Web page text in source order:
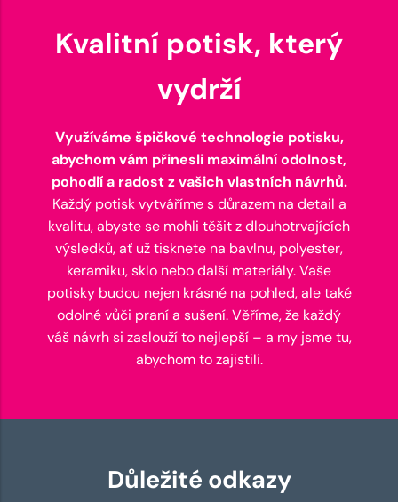
Kvalitní potisk, který
vydrží
Využíváme špičkové technologie potisku,
abychom vám přinesli maximální odolnost,
pohodlí a radost z vašich vlastních návrhů.
Každý potisk vytváříme s důrazem na detail a
kvalitu, abyste se mohli těšit z dlouhotrvajících
výsledků, ať už tisknete na bavlnu, polyester,
keramiku, sklo nebo další materiály. Vaše
potisky budou nejen krásné na pohled, ale také
odolné vůči praní a sušení. Věříme, že každý
váš návrh si zaslouží to nejlepší – a my jsme tu,
abychom to zajistili.
Důležité odkazy